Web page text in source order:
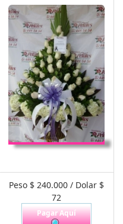
Peso $ 240.000 / Dolar $
72
Pagar Aquí